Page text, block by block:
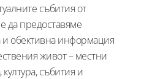
събития от
да предоставяме
обективна информация
живот – местни
събития и